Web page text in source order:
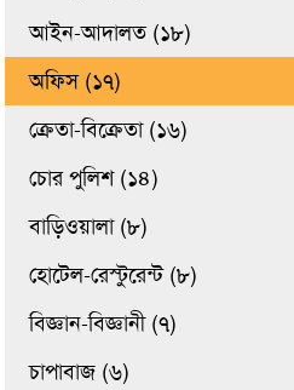
আইন-আদালত (১৮)
অফিস (১৭)
ক্রেতা-বিক্রেতা (১৬)
চোর পুলিশ (১৪)
বাড়িওয়ালা (৮)
হোটেল-রেস্টুরেন্ট (৮)
বিজ্ঞান-বিজ্ঞানী (৭)
চাপাবাজ (৬)